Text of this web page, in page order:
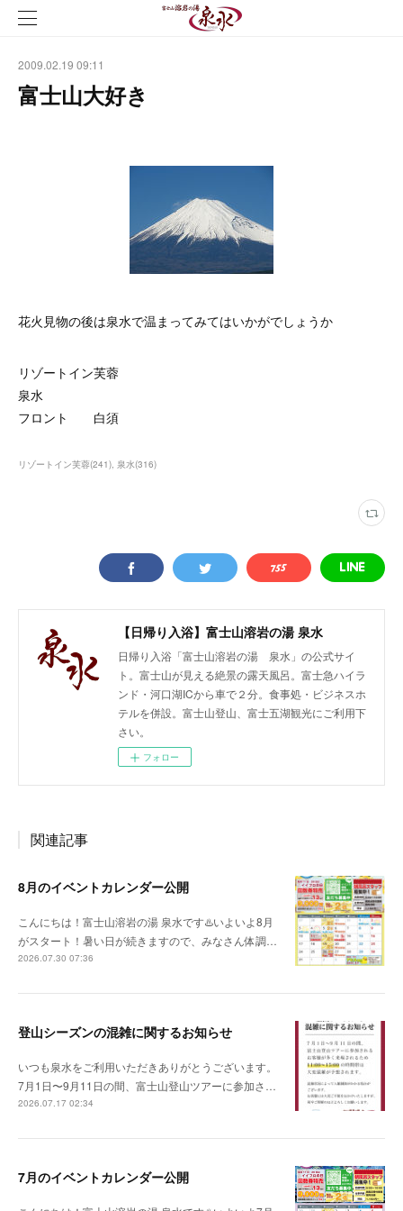
2009.02.19 09:11
富士山大好き
花火見物の後は泉水で温まってみてはいかがでしょうか
リゾートイン芙蓉
泉水
フロント 白須
リゾートイン芙蓉(241) 泉水(316)
【日帰り入浴】富士山溶岩の湯 泉水
日帰り入浴「富士山溶岩の湯 泉水」の公式サイ
ト。富士山が見える絶景の露天風呂。富士急ハイラ
ンド・河口湖ICから車で２分。食事処・ビジネスホ
テルを併設。富士山登山、富士五湖観光にご利用下
さい。
フォロー
関連記事
8月のイベントカレンダー公開
こんにちは！富士山溶岩の湯 泉水です♨️いよいよ8月
がスタート！暑い日が続きますので、みなさん体調…
2026.07.30 07:36
登山シーズンの混雑に関するお知らせ
いつも泉水をご利用いただきありがとうございます。
7月1日〜9月11日の間、富士山登山ツアーに参加さ…
2026.07.17 02:34
7月のイベントカレンダー公開